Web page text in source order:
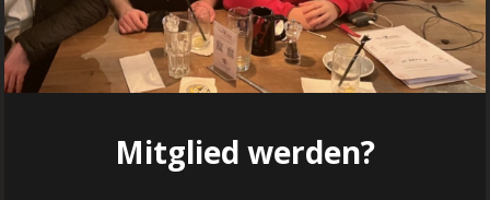
Mitglied werden?